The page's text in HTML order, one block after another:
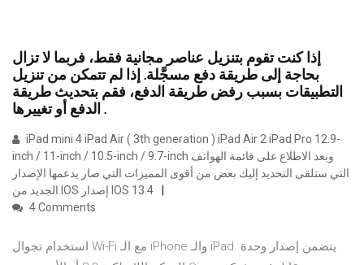
إذا كنت تقوم بتنزيل عناصر مجانية فقط، فربما لا تزال
بحاجة إلى طريقة دفع مسجَّلة. إذا لم تتمكن من تنزيل
التطبيقات بسبب رفض طريقة الدفع، فقم بتحديث طريقة
الدفع أو تغييرها .
iPad mini 4 iPad Air ( 3th generation ) iPad Air 2 iPad Pro 12.9-
inch / 11-inch / 10.5-inch / 9.7-inch وبعد الاطلاع على قائمة الهواتف
التي ستلقى التحديد إليك بعض من أقوى المميزات التي صار يدعمها الإصدار
الجديد من IOS إصدار IOS 13.4
4 Comments
استخدام تجوال Wi-Fi مع الـ iPhone والـ iPad. يتضمن إصدار وحدة